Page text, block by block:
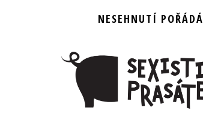
NESEHNUTÍ POŘÁDÁ